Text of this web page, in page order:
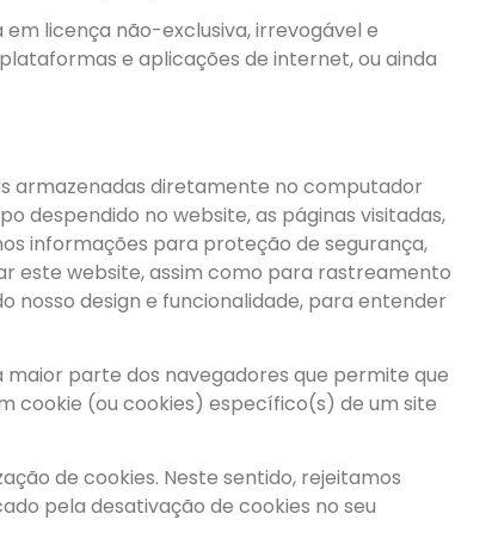
licença não-exclusiva, irrevogável e
e aplicações de internet, ou ainda
armazenadas diretamente no computador
despendido no website, as páginas visitadas,
informações para proteção de segurança,
este website, assim como para rastreamento
design e funcionalidade, para entender
parte dos navegadores que permite que
cookie (ou cookies) específico(s) de um site
de cookies. Neste sentido, rejeitamos
pela desativação de cookies no seu